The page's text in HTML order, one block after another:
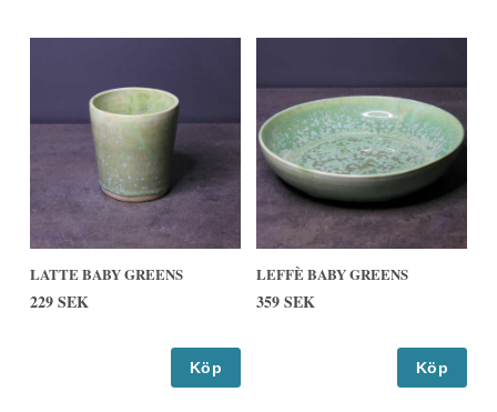
LATTE BABY GREENS
229 SEK
Köp
LEFFÈ BABY GREENS
359 SEK
Köp